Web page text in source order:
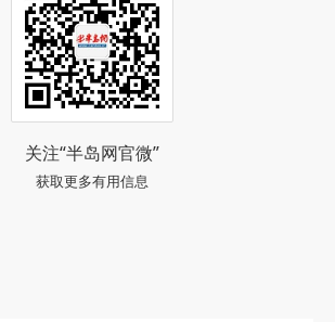
关注“半岛网官微”
获取更多有用信息